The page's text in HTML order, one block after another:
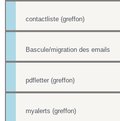
contactliste (greffon)
Bascule/migration des emails
pdfletter (greffon)
myalerts (greffon)